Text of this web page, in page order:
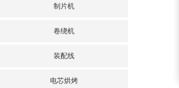
制片机
卷绕机
装配线
电芯烘烤